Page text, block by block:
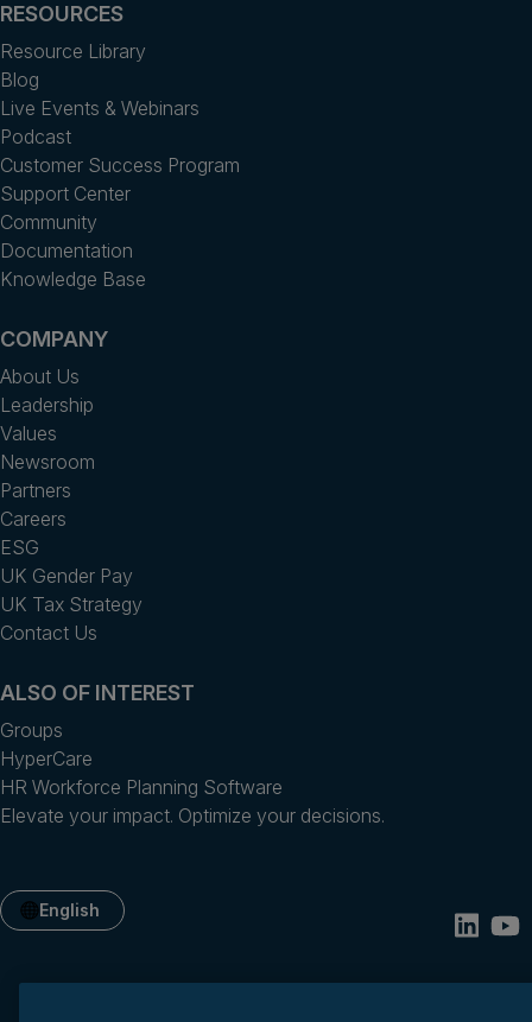
RESOURCES
Resource Library
Blog
Live Events & Webinars
Podcast
Customer Success Program
Support Center
Community
Documentation
Knowledge Base
COMPANY
About Us
Leadership
Values
Newsroom
Partners
Careers
ESG
UK Gender Pay
UK Tax Strategy
Contact Us
ALSO OF INTEREST
Groups
HyperCare
HR Workforce Planning Software
Elevate your impact. Optimize your decisions.
English